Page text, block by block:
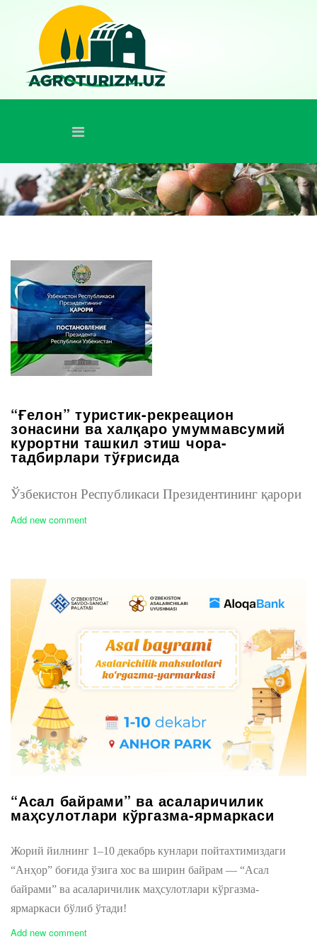
“Ғелон” туристик-рекреацион
зонасини ва халқаро умуммавсумий
курортни ташкил этиш чора-
тадбирлари тўғрисида
Ўзбекистон Республикаси Президентининг қарори
Add new comment
“Асал байрами” ва асаларичилик
маҳсулотлари кўргазма-ярмаркаси
Жорий йилнинг 1–10 декабрь кунлари пойтахтимиздаги
“Анҳор” боғида ўзига хос ва ширин байрам — “Асал
байрами” ва асаларичилик маҳсулотлари кўргазма-
ярмаркаси бўлиб ўтади!
Add new comment